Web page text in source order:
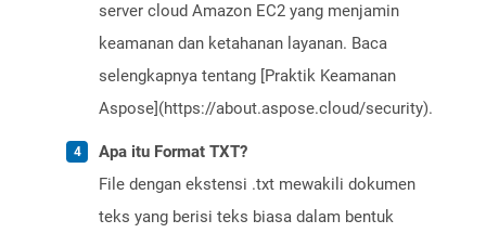
server cloud Amazon EC2 yang menjamin
keamanan dan ketahanan layanan. Baca
selengkapnya tentang [Praktik Keamanan
Aspose](https://about.aspose.cloud/security).
Apa itu Format TXT?
File dengan ekstensi .txt mewakili dokumen
teks yang berisi teks biasa dalam bentuk